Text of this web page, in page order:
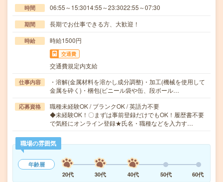
時間 06:55～15:3014:55～23:3022:55～07:30
期間 長期でお仕事できる方、大歓迎！
時給 時給1500円
交通費
交通費規定内支給
仕事内容
・溶解(金属材料を溶かし成分調整)・加工(機械を使用して
金属を砕く)・梱包(ビニール袋や缶、段ボール…
応募資格
職種未経験OK / ブランクOK / 英語力不要
◆未経験OK！〇まずは事前登録だけでもOK！履歴書不要
で気軽にオンライン登録★氏名・職種などを入力す…
職場の雰囲気
年齢層
20代
30代 40代 50代 60代